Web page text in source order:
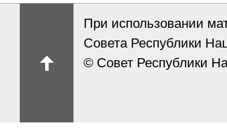
При использовании
Совета Республики
© Совет Республики